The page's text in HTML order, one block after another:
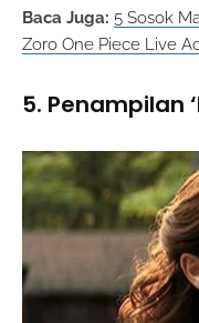
Baca Juga: 5 Sosok
Zoro One Piece Live
5. Penampilan